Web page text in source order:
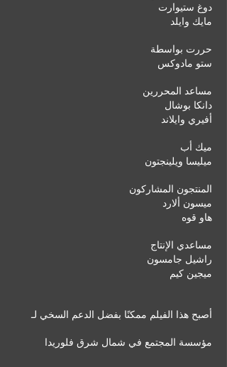
دوغ ستيوارت
مايك وايلد
حررت بواسطة
ستو مادوكس
مساعد المحررين
دانكا بوشال
أفيري وايلاند
ميك أب
ميليسا ويلينجتون
المنتجون المشاركون
ميسون ألارد
هاو قوه
مساعدي الإنتاج
راشيل جامسون
ميجين كيم
أصبح هذا الفيلم ممكنًا بفضل الدعم السخي لـ
مؤسسة المجتمع في شمال شرق فلوريدا